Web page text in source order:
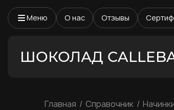
Меню О нас Отзывы
ШОКОЛАД
Главная Справочник